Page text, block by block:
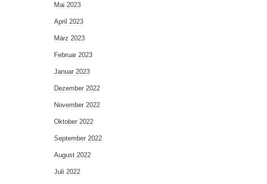
Mai 2023
April 2023
März 2023
Februar 2023
Januar 2023
Dezember 2022
November 2022
Oktober 2022
September 2022
August 2022
Juli 2022